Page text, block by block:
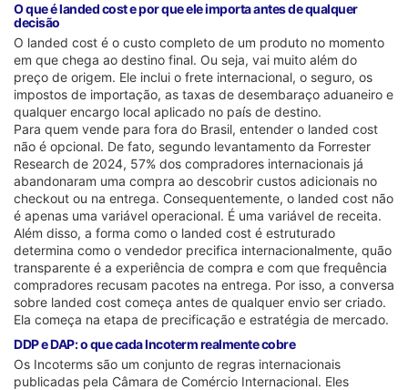
O que é landed cost e por que ele importa antes de qualquer
decisão
O landed cost é o custo completo de um produto no momento
em que chega ao destino final. Ou seja, vai muito além do
preço de origem. Ele inclui o frete internacional, o seguro, os
impostos de importação, as taxas de desembaraço aduaneiro e
qualquer encargo local aplicado no país de destino.
Para quem vende para fora do Brasil, entender o landed cost
não é opcional. De fato, segundo levantamento da Forrester
Research de 2024, 57% dos compradores internacionais já
abandonaram uma compra ao descobrir custos adicionais no
checkout ou na entrega. Consequentemente, o landed cost não
é apenas uma variável operacional. É uma variável de receita.
Além disso, a forma como o landed cost é estruturado
determina como o vendedor precifica internacionalmente, quão
transparente é a experiência de compra e com que frequência
compradores recusam pacotes na entrega. Por isso, a conversa
sobre landed cost começa antes de qualquer envio ser criado.
Ela começa na etapa de precificação e estratégia de mercado.
DDP e DAP: o que cada Incoterm realmente cobre
Os Incoterms são um conjunto de regras internacionais
publicadas pela Câmara de Comércio Internacional. Eles